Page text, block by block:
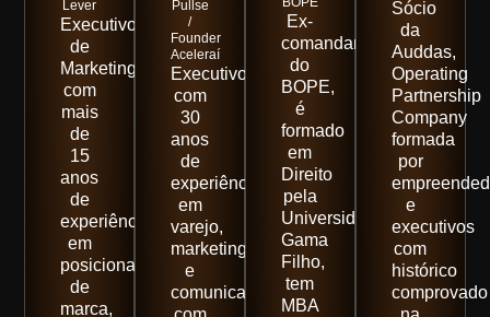
Lever
Executivo
de
Marketing
com
mais
de
15
anos
de
experiência
em
posicionamento
de
marca,
Pullse
/
Founder
Aceleraí
Executivo
com
30
anos
de
experiência
em
varejo,
marketing
e
comunicação,
Ex-
comandante
do
BOPE,
é
formado
em
Direito
pela
Universidade
Gama
Filho,
tem
MBA
Sócio
da
Auddas,
Operating
Partnership
Company
formada
por
e
executivos
com
histórico
comprovado